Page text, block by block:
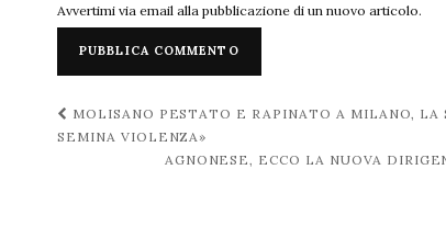
Avvertimi via email alla pubblicazione di un nuovo articolo.
Navigazione
post
MOLISANO PESTATO E RAPINATO A MILANO,
SEMINA VIOLENZA»
AGNONESE, ECCO LA NUOVA